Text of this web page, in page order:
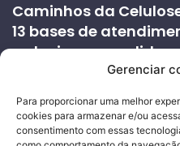
Gerenciar
Para proporcionar uma melhor
cookies para armazenar e/ou
consentimento com essas
Caminhos da
13 bases de
rodovias concedidas